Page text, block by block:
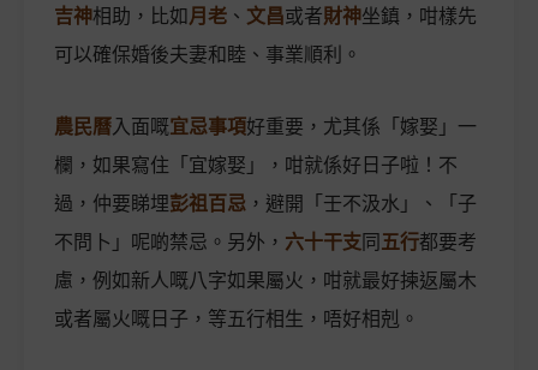
吉神相助，比如月老 、 文昌或者財神坐鎮，咁樣先
可以確保婚後夫妻和睦、事業順利。
農民曆入面嘅宜忌事項好重要，尤其係「嫁娶」一
欄，如果寫住「宜嫁娶」，咁就係好日子啦！不
過，仲要睇埋彭祖百忌 ，避開「壬不汲水」、「子
不問卜」呢啲禁忌。另外， 六十干支同五行都要考
慮，例如新人嘅八字如果屬火，咁就最好揀返屬木
或者屬火嘅日子，等五行相生，唔好相剋。